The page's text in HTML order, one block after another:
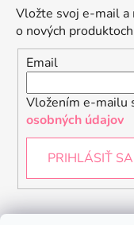
Vložte svoj e-mail a
o nových
Email
Vložením e-mailu
osobných údajov
PRIHLÁSIŤ SA